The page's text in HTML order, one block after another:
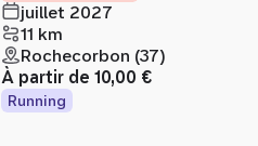
juillet 2027
11 km
Rochecorbon (37)
À partir de 10,00 €
Running